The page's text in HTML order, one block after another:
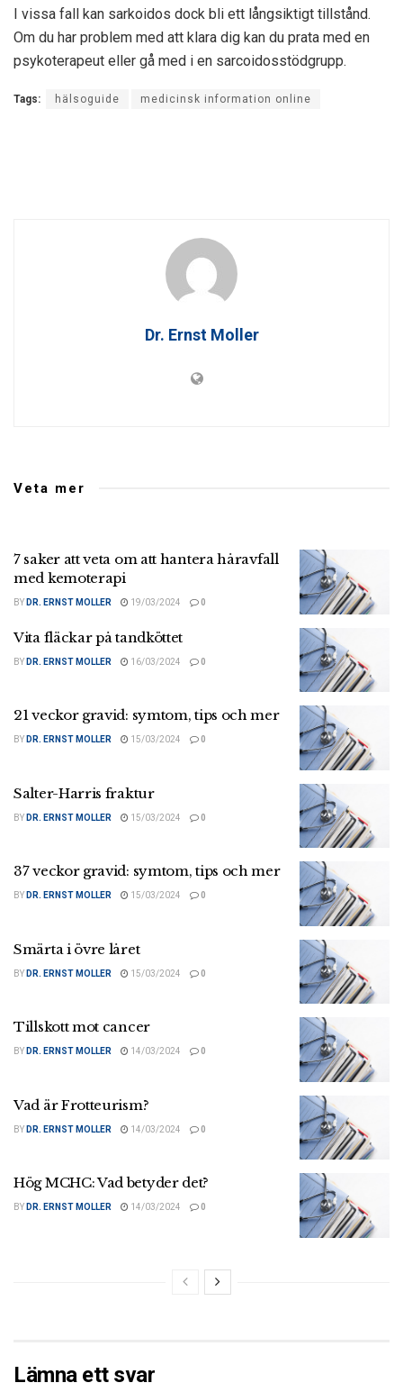
I vissa fall kan sarkoidos dock bli ett långsiktigt tillstånd.
Om du har problem med att klara dig kan du prata med en
psykoterapeut eller gå med i en sarcoidosstödgrupp.
Tags: hälsoguide medicinsk information online
Dr. Ernst Moller
Veta mer
7 saker att veta om att hantera håravfall
med kemoterapi
BY DR. ERNST MOLLER 19/03/2024 0
Vita fläckar på tandköttet
BY DR. ERNST MOLLER 16/03/2024 0
21 veckor gravid: symtom, tips och mer
BY DR. ERNST MOLLER 15/03/2024 0
Salter-Harris fraktur
BY DR. ERNST MOLLER 15/03/2024 0
37 veckor gravid: symtom, tips och mer
BY DR. ERNST MOLLER 15/03/2024 0
Smärta i övre låret
BY DR. ERNST MOLLER 15/03/2024 0
Tillskott mot cancer
BY DR. ERNST MOLLER 14/03/2024 0
Vad är Frotteurism?
BY DR. ERNST MOLLER 14/03/2024 0
Hög MCHC: Vad betyder det?
BY DR. ERNST MOLLER 14/03/2024 0
Lämna ett svar